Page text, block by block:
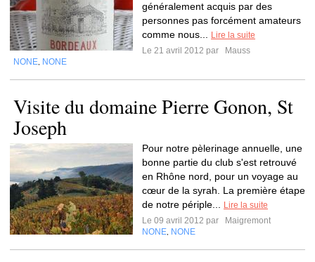
généralement acquis par des
personnes pas forcément amateurs
comme nous...
Lire la suite
Le 21 avril 2012 par
Mauss
NONE NONE
Visite du domaine Pierre Gonon, St
Joseph
Pour notre pèlerinage annuelle, une
bonne partie du club s'est retrouvé
en Rhône nord, pour un voyage au
cœur de la syrah. La première étape
de notre périple...
Lire la suite
Le 09 avril 2012 par
Maigremont
NONE NONE